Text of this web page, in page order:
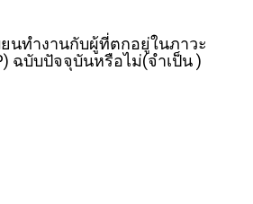
นทำงานกับผู้ที่ตกอยู่ในภาวะ
ฉบับปัจจุบันหรือไม่(จำเป็น )